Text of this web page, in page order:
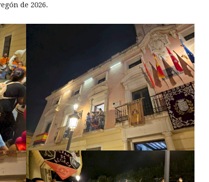
de 2026.